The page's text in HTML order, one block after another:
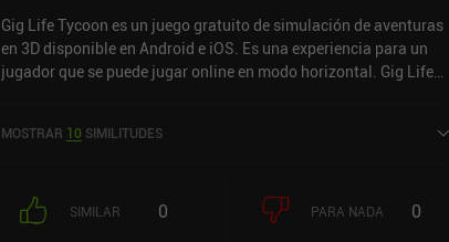
Gig Life Tycoon es un juego gratuito de simulación de aventuras
en 3D disponible en Android e iOS. Es una experiencia para un
jugador que se puede jugar online en modo horizontal. Gig Life
iOS.
MOSTRAR 10 SIMILITUDES
SIMILAR 0 PARA NADA 0